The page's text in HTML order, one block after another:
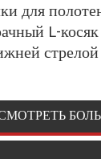
для
L-косяк
стрелой